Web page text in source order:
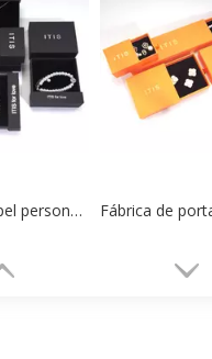
Caixa de papel personalizado Colar Fabricante Fábrica de